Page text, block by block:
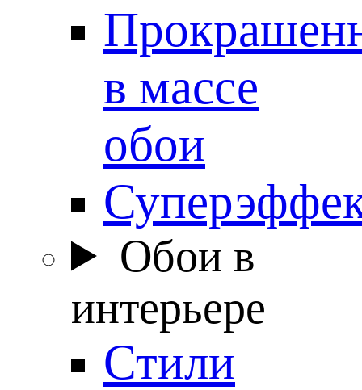
в массе
обои
Обои в
интерьере
Стили